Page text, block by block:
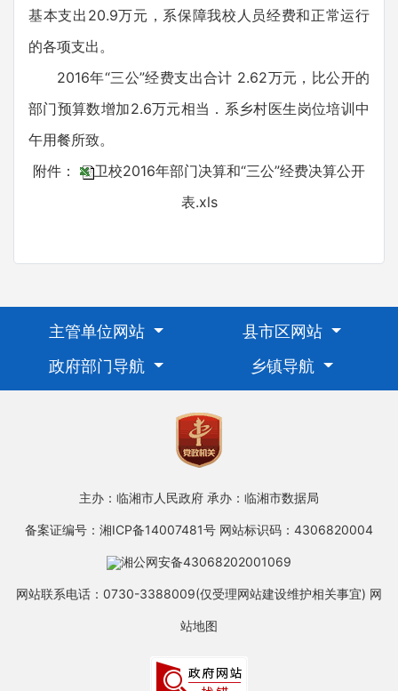
基本支出20.9万元，系保障我校人员经费和正常运行
的各项支出。
2016年“三公”经费支出合计 2.62万元，比公开的
部门预算数增加2.6万元相当．系乡村医生岗位培训中
午用餐所致。
附件：
卫校2016年部门决算和“三公”经费决算公开
表.xls
主管单位网站
县市区网站
政府部门导航
乡镇导航
主办：临湘市人民政府 承办：临湘市数据局
备案证编号：湘ICP备14007481号 网站标识码：4306820004
湘公网安备43068202001069
网站联系电话：0730-3388009(仅受理网站建设维护相关事宜) 网
站地图